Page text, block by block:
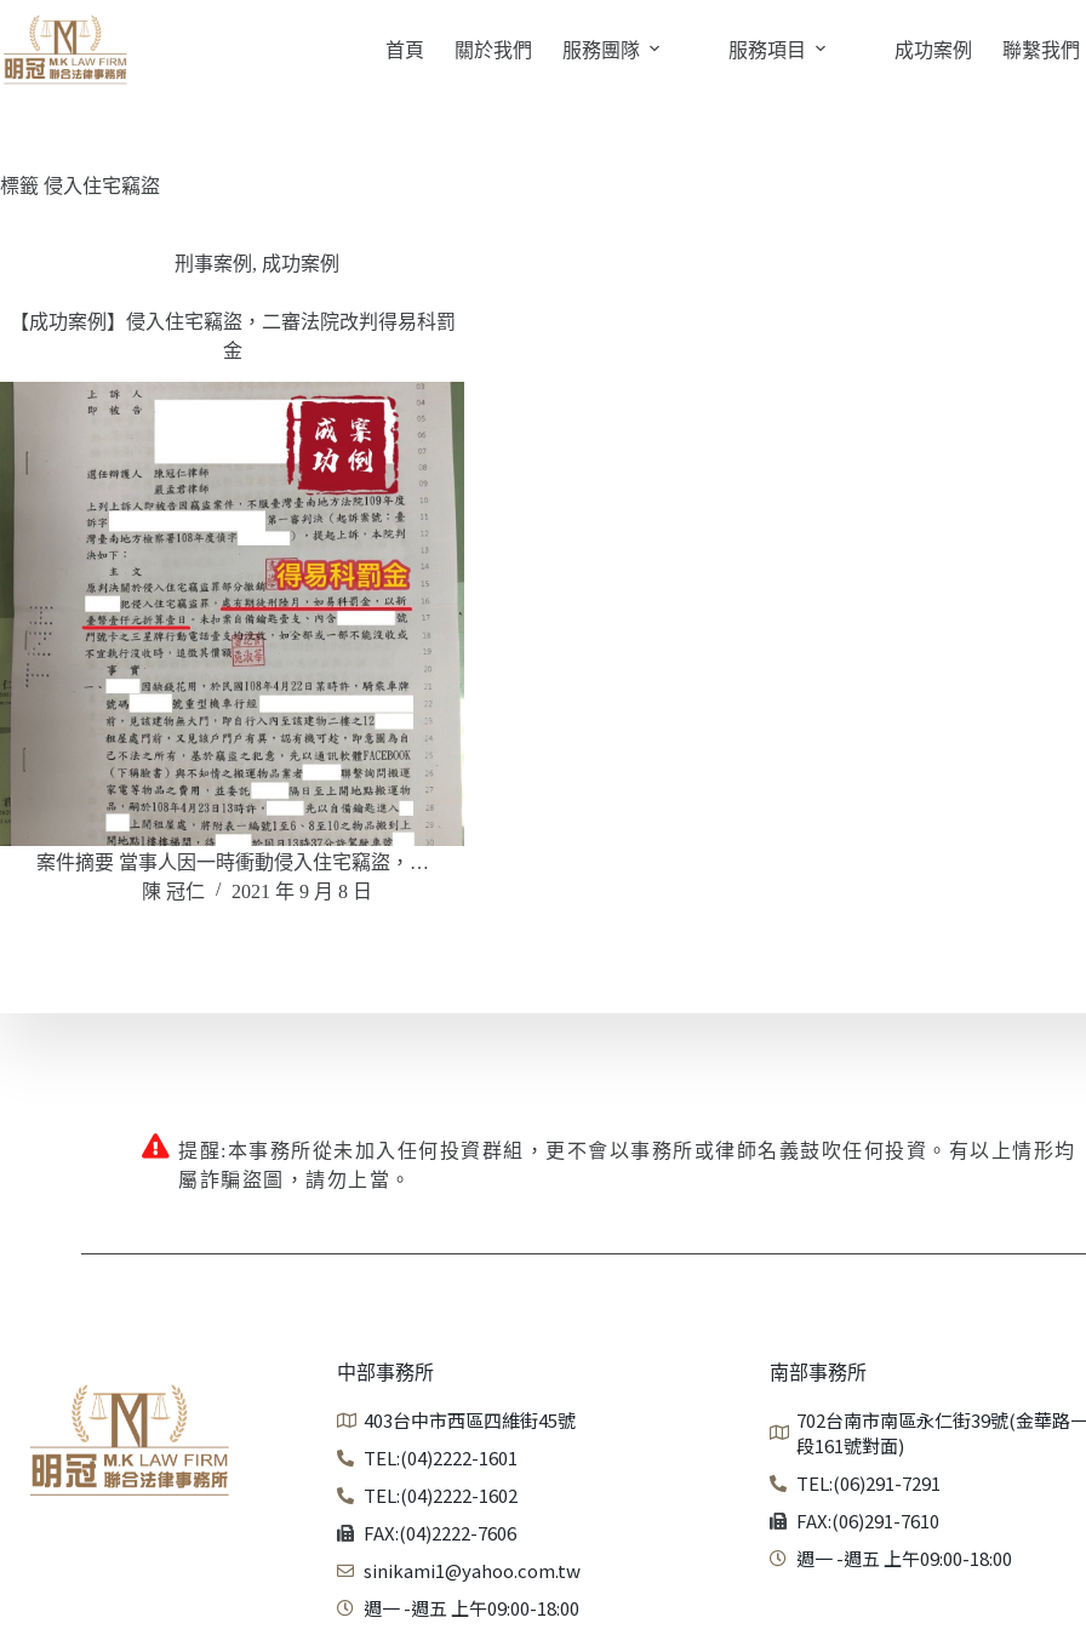
首頁 關於我們 服務團隊 服務項目 成功案例 聯繫我們
標籤 侵入住宅竊盜
刑事案例 , 成功案例
【成功案例】侵入住宅竊盜，二審法院改判得易科罰
金
案件摘要 當事人因一時衝動侵入住宅竊盜，…
陳 冠仁
2021 年 9 月 8 日
提醒:本事務所從未加入任何投資群組，更不會以事務所或律師名義鼓吹任何投資。有以上情形均
屬詐騙盜圖，請勿上當。
中部事務所
403台中市西區四維街45號
TEL:(04)2222-1601
TEL:(04)2222-1602
FAX:(04)2222-7606
sinikami1@yahoo.com.tw
週一 -週五 上午09:00-18:00
南部事務所
702台南市南區永仁街39號(金華路
段161號對面)
TEL:(06)291-7291
FAX:(06)291-7610
週一 -週五 上午09:00-18:00